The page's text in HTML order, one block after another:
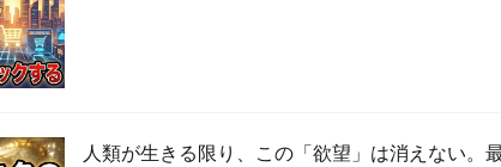
人類が生きる限り、この「欲望」は消えない。